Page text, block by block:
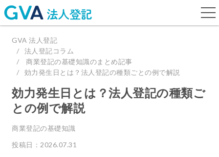
GVA 法人登記
法人登記コラム
商業登記の基礎知識のまとめ記事
効力発生日とは？法人登記の種類ごとの例で解説
効力発生日とは？法人登記の種類ご
との例で解説
商業登記の基礎知識
投稿日：2026.07.31